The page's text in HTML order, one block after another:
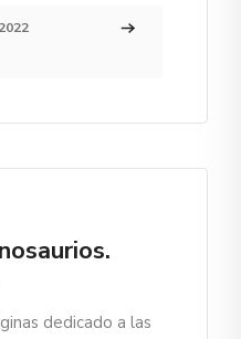
dedicado a las